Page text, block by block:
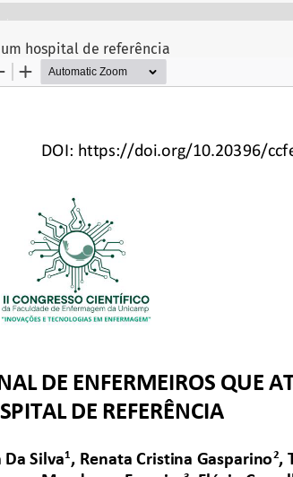
hospital de referência